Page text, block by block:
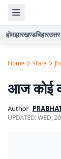
होमझारखण्डबिहार
Home State
आज कोई
Author
UPDATED:WED,